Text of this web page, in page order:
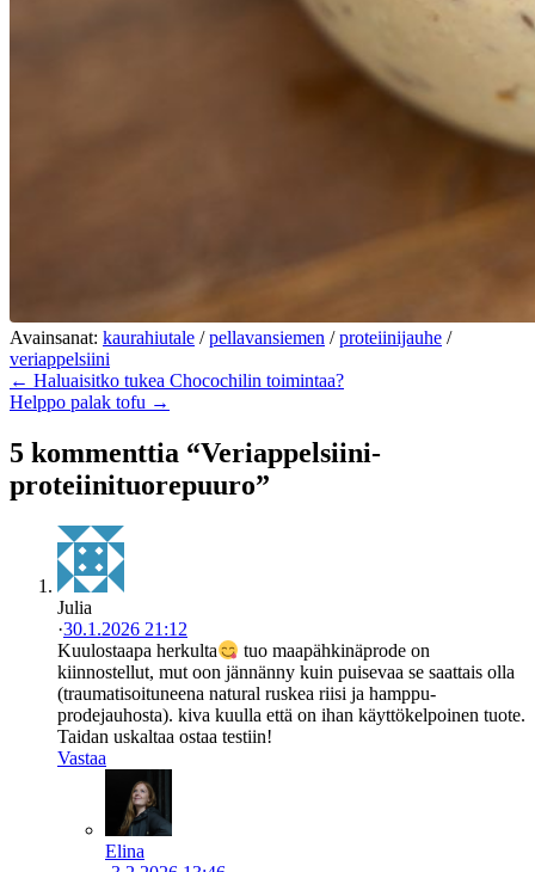
Avainsanat: kaurahiutale /pellavansiemen /proteiinijauhe /
veriappelsiini
← Haluaisitko tukea Chocochilin toimintaa?
Helppo palak tofu →
5 kommenttia “Veriappelsiini-
proteiinituorepuuro”
Julia
·30.1.2026 21:12
Kuulostaapa herkulta
tuo maapähkinäprode on
kiinnostellut, mut oon jännänny kuin puisevaa se saattais olla
(traumatisoituneena natural ruskea riisi ja hamppu-
prodejauhosta). kiva kuulla että on ihan käyttökelpoinen tuote.
Taidan uskaltaa ostaa testiin!
Vastaa
Elina